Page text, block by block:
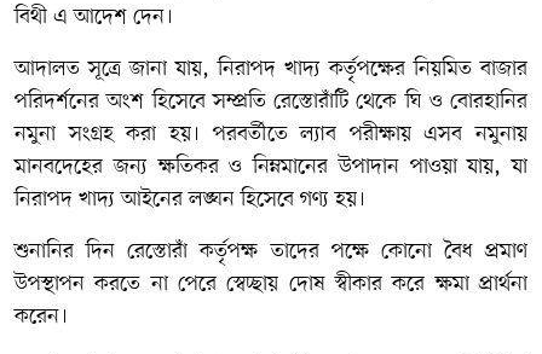
বিথী এ আদেশ দেন।
আদালত সূত্রে জানা যায়, নিরাপদ খাদ্য কর্তৃপক্ষের নিয়মিত বাজার
পরিদর্শনের অংশ হিসেবে সম্প্রতি রেস্তোরাঁটি থেকে ঘি ও বোরহানির
নমুনা সংগ্রহ করা হয়। পরবর্তীতে ল্যাব পরীক্ষায় এসব নমুনায়
মানবদেহের জন্য ক্ষতিকর ও নিম্নমানের উপাদান পাওয়া যায়, যা
নিরাপদ খাদ্য আইনের লঙ্ঘন হিসেবে গণ্য হয়।
শুনানির দিন রেস্তোরাঁ কর্তৃপক্ষ তাদের পক্ষে কোনো বৈধ প্রমাণ
উপস্থাপন করতে না পেরে স্বেচ্ছায় দোষ স্বীকার করে ক্ষমা প্রার্থনা
করেন।